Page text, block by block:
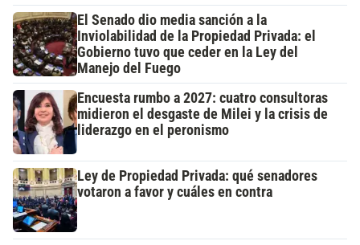
El Senado dio media sanción a la
Inviolabilidad de la Propiedad Privada: el
Gobierno tuvo que ceder en la Ley del
Manejo del Fuego
Encuesta rumbo a 2027: cuatro consultoras
midieron el desgaste de Milei y la crisis de
liderazgo en el peronismo
Ley de Propiedad Privada: qué senadores
votaron a favor y cuáles en contra